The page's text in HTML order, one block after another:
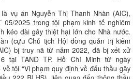
vụ án Nguyễn Thị Thanh Nhàn (AIC),
05/2025 trong tội phạm kinh tế nghiêm
kéo dài gây thiệt hại lớn cho Nhà nước.
(cựu Chủ tịch Hội đồng quản trị kiêm
bị truy nã từ năm 2022, đã bị xét xử
tại TAND TP. Hồ Chí Minh từ ngày
tội “Vi phạm quy định về đấu thầu gây